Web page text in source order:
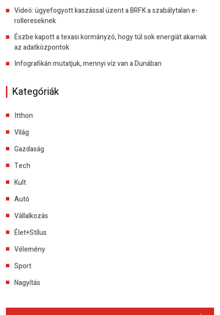
Videó: ügyefogyott kaszással üzent a BRFK a szabálytalan e-
rollereseknek
Észbe kapott a texasi kormányzó, hogy túl sok energiát akarnak
az adatközpontok
Infografikán mutatjuk, mennyi víz van a Dunában
Kategóriák
Itthon
Világ
Gazdaság
Tech
Kult
Autó
Vállalkozás
Élet+Stílus
Vélemény
Sport
Nagyítás